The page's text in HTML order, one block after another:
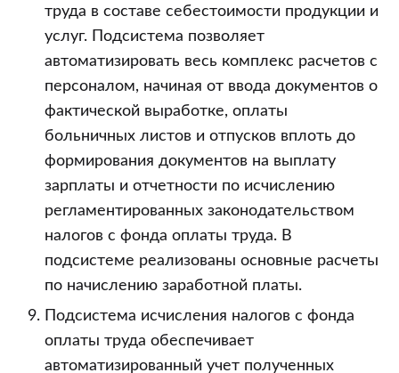
труда в составе себестоимости продукции и
услуг. Подсистема позволяет
автоматизировать весь комплекс расчетов с
персоналом, начиная от ввода документов о
фактической выработке, оплаты
больничных листов и отпусков вплоть до
формирования документов на выплату
зарплаты и отчетности по исчислению
регламентированных законодательством
налогов с фонда оплаты труда. В
подсистеме реализованы основные расчеты
по начислению заработной платы.
Подсистема исчисления налогов с фонда
оплаты труда обеспечивает
автоматизированный учет полученных